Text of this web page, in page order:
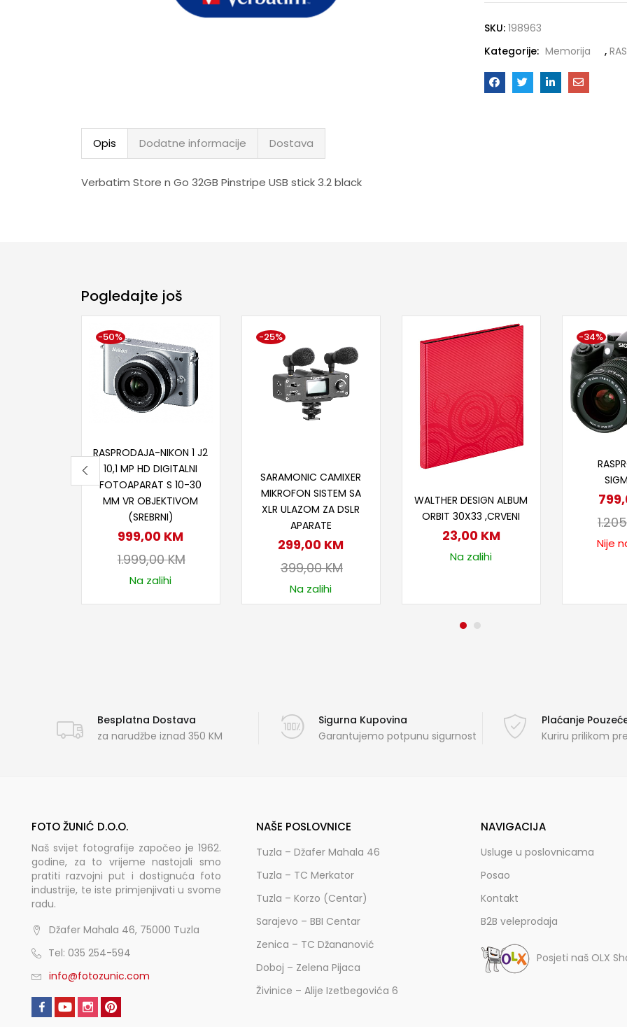
SKU: 198963
Kategorije: Memorija ,
Opis Dodatne informacije Dostava
Verbatim Store n Go 32GB Pinstripe USB stick 3.2 black
Pogledajte još
RASPRODAJA-NIKON 1 J2
10,1 MP HD DIGITALNI
FOTOAPARAT S 10-30
MM VR OBJEKTIVOM
(SREBRNI)
999,00 KM
1.999,00KM
-50%
Na zalihi
SARAMONIC CAMIXER
MIKROFON SISTEM SA
XLR ULAZOM ZA DSLR
APARATE
299,00 KM
399,00KM
-25%
Na zalihi
WALTHER DESIGN ALBUM
ORBIT 30X33 ,CRVENI
23,00 KM
Na zalihi
-34%
Nije
Besplatna Dostava
za narudžbe iznad 350 KM
Sigurna Kupovina
Garantujemo potpunu sigurnost
Plaćanje
Kuriru prilikom
FOTO ŽUNIĆ D.O.O.
Naš svijet fotografije započeo je 1962.
godine, za to vrijeme nastojali smo
pratiti razvojni put i dostignuća foto
industrije, te iste primjenjivati u svome
radu.
Džafer Mahala 46, 75000 Tuzla
Tel: 035 254-594
info@fotozunic.com
NAŠE POSLOVNICE
Tuzla – Džafer Mahala 46
Tuzla – TC Merkator
Tuzla – Korzo (Centar)
Sarajevo – BBI Centar
Zenica – TC Džananović
Doboj – Zelena Pijaca
Živinice – Alije Izetbegovića 6
NAVIGACIJA
Usluge u poslovnicama
Posao
Kontakt
B2B veleprodaja
Posjeti naš OLX